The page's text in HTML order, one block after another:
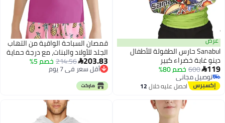
Sanabul حارس الطفولة للأطفال
خضراء كبير
خصم 80%
احصل عليه خلال12
اغسطس
قمصان السباحة الواقية من التهاب
الجلد للأولاد والبنات، مع درجة حماية
من الأشعة فوق البنفسجية (UPF)
50+، سريعة الجفاف، قصيرة
الأكمام، مناسبة للأطفال
والمراهقين، للركض والتمارين
الرياضية والنشاط البدني في الصالة
الرياضية والشواطئ والرياضات
المائية مثل الصيد وركوب الأمواج.
203.83
214.56خصم 5%
أقل سعر في 7 يوم
أقل سعر في 7 يوم